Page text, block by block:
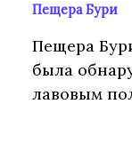
Пещера Бури
Пещера
была
лавовым